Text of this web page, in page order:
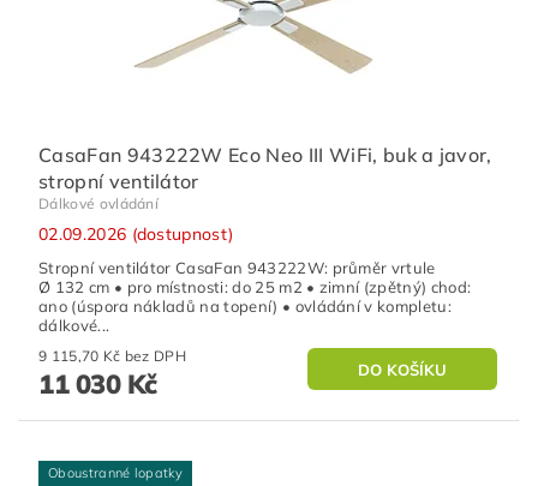
CasaFan 943222W Eco Neo III WiFi, buk a javor,
stropní ventilátor
Dálkové ovládání
02.09.2026 (dostupnost)
Stropní ventilátor CasaFan 943222W: průměr vrtule
Ø 132 cm • pro místnosti: do 25 m2 • zimní (zpětný) chod:
ano (úspora nákladů na topení) • ovládání v kompletu:
dálkové...
9 115,70 Kč bez DPH
11 030 Kč
Oboustranné lopatky